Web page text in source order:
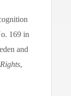
169 in
and
,